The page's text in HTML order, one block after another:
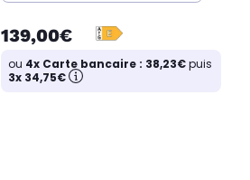
139,00€
ou 4x Carte bancaire : 38,23€puis
3x 34,75€